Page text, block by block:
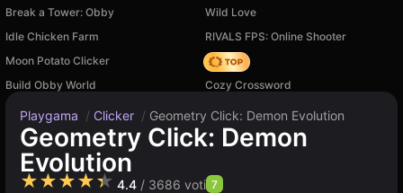
Break a Tower: Obby
Wild Love
Idle Chicken Farm
RIVALS FPS: Online Shooter
Moon Potato Clicker
Hedgies
Build Obby World
Cozy Crossword
Playgama / Clicker / Geometry Click: Demon Evolution
Geometry Click: Demon
Evolution
★★★★★ 4.4 / 3686 voti 7